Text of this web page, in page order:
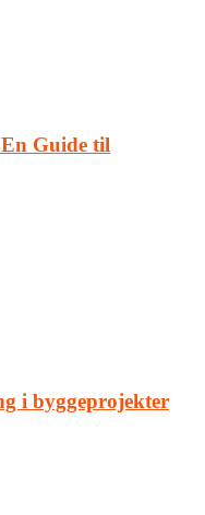
Guide til
i byggeprojekter